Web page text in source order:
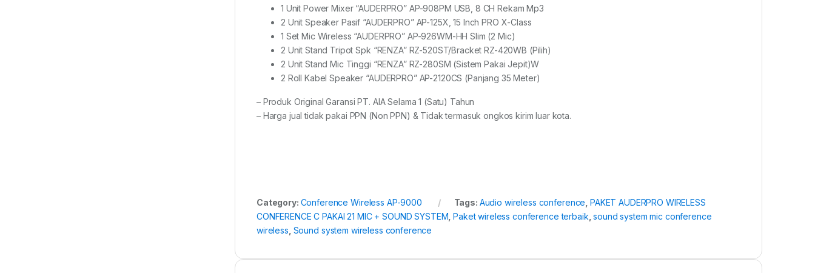
1 Unit Power Mixer “AUDERPRO” AP-908PM USB, 8 CH Rekam Mp3
2 Unit Speaker Pasif “AUDERPRO” AP-125X, 15 Inch PRO X-Class
1 Set Mic Wireless “AUDERPRO” AP-926WM-HH Slim (2 Mic)
2 Unit Stand Tripot Spk “RENZA” RZ-520ST/Bracket RZ-420WB (Pilih)
2 Unit Stand Mic Tinggi “RENZA” RZ-280SM (Sistem Pakai Jepit)W
2 Roll Kabel Speaker “AUDERPRO” AP-2120CS (Panjang 35 Meter)
– Produk Original Garansi PT. AIA Selama 1 (Satu) Tahun
– Harga jual tidak pakai PPN (Non PPN) & Tidak termasuk ongkos kirim luar kota.
Category: Conference Wireless AP-9000 Tags: Audio wireless conference PAKET AUDERPRO WIRELESS
CONFERENCE C PAKAI 21 MIC + SOUND SYSTEM ,Paket wireless conference terbaik ,sound system mic conference
wireless Sound system wireless conference